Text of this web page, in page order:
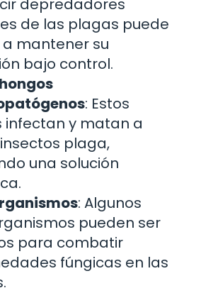
depredadores
de las plagas puede
mantener su
bajo control.
: Estos
infectan y matan a
plaga,
una solución
: Algunos
pueden ser
para combatir
fúngicas en las